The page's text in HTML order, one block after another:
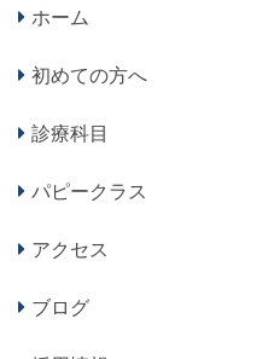
ホーム
初めての方へ
診療科目
パピークラス
アクセス
ブログ